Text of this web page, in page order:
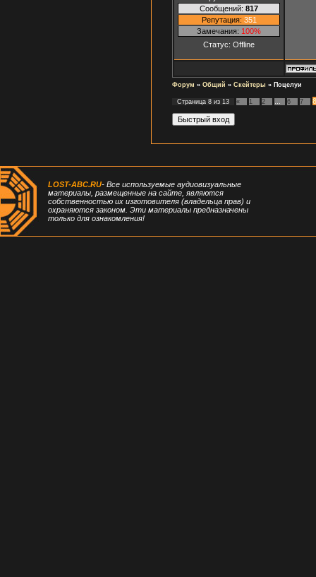
Сообщений: 817
Репутация: 351
Замечания: 100%
Статус: Offline
Форум » Общий » Скейтеры » Поцелуи
Страница 8 из 13 « 1 2 6 7 8
LOST-ABC.RU- Все используемые аудиовизуальные
материалы, размещенные на сайте, являются
собственностью их изготовителя (владельца прав) и
охраняются законом. Эти материалы предназначены
только для ознакомления!